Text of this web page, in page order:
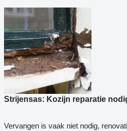
Strijensas: Kozijn reparatie
Vervangen is vaak niet nodig,